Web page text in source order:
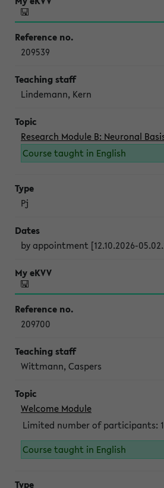
209539
Lindemann, Kern
Research Module B: Neuronal
Course taught in English
Pj
by appointment [12.10.2026-
209700
Wittmann, Caspers
Welcome Module
Limited number of participants:
Course taught in English